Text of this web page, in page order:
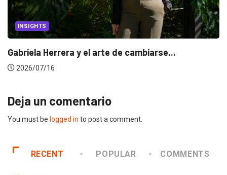
INSIGHTS
Gabriela Herrera y el arte de cambiarse...
2026/07/16
Deja un comentario
You must be logged in to post a comment.
RECENT POPULAR COMMENTS